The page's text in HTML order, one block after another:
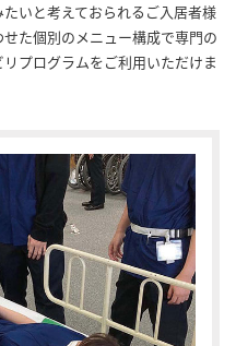
いと考えておられるご入居者様
た個別のメニュー構成で専門の
プログラムをご利用いただけま